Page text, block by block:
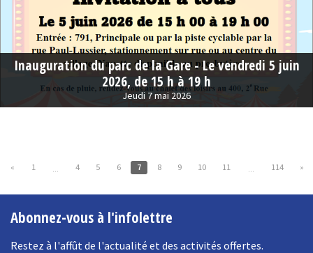
Inauguration du parc de la Gare - Le vendredi 5 juin
2026, de 15 h à 19 h
Jeudi 7 mai 2026
« 1 ... 4 5 6 7 8 9 10 11 ... 114 »
Abonnez-vous à l'infolettre
Restez à l'affût de l'actualité et des activités offertes.